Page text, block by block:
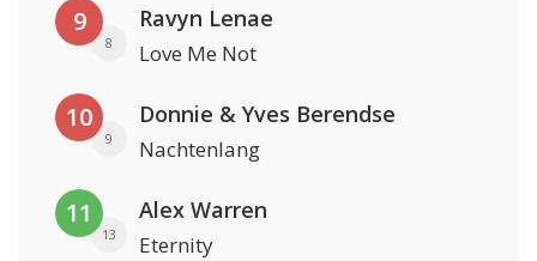
9
8
Ravyn Lenae
Love Me Not
10
9
Donnie & Yves Berendse
Nachtenlang
11
13
Alex Warren
Eternity